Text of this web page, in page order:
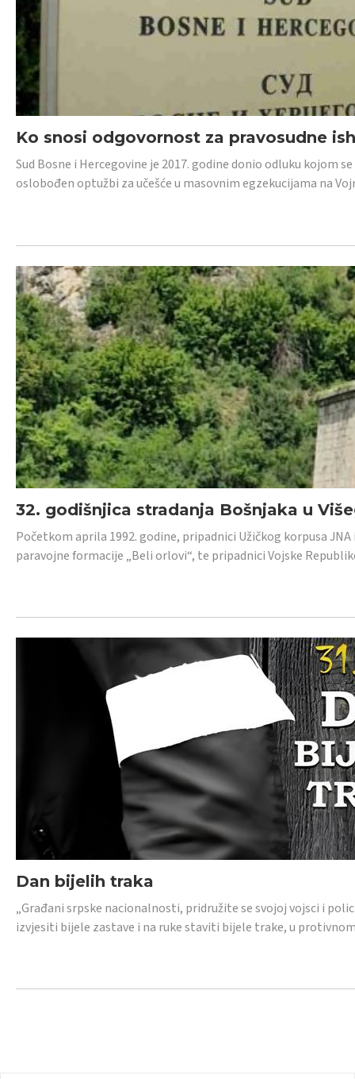
Ko snosi odgovornost za pravosudne
Sud Bosne i Hercegovine je 2017. godine donio odluku kojom
oslobođen optužbi za učešće u masovnim egzekucijama na
32. godišnjica stradanja Bošnjaka u
Početkom aprila 1992. godine, pripadnici Užičkog korpusa
paravojne formacije „Beli orlovi“, te pripadnici Vojske
Dan bijelih traka
„Građani srpske nacionalnosti, pridružite se svojoj vojsci i
izvjesiti bijele zastave i na ruke staviti bijele trake, u